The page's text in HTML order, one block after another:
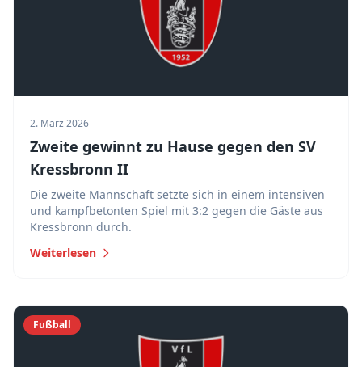
2. März 2026
Zweite gewinnt zu Hause gegen den SV
Kressbronn II
Die zweite Mannschaft setzte sich in einem intensiven
und kampfbetonten Spiel mit 3:2 gegen die Gäste aus
Kressbronn durch.
Weiterlesen
Fußball